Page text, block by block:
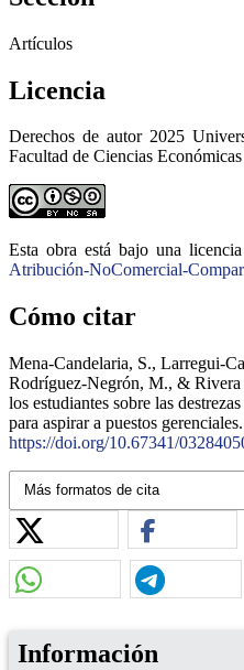
Artículos
Licencia
Derechos de autor 2025
Facultad de Ciencias
Esta obra está bajo una
Atribución-NoComercial-
Cómo citar
Mena-Candelaria, S., Larregui-
Rodríguez-Negrón, M., & Rivera
los estudiantes sobre las
para aspirar a puestos gerenciales.
https://doi.org/10.67341/
Más formatos de cita
Información